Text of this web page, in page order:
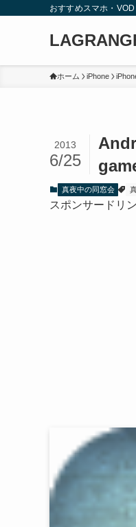
おすすめスマホ・
ホーム iPhone
2013
6/25
真夜中の同窓会
スポンサードリ